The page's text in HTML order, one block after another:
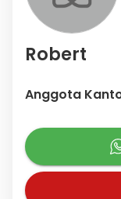
Robert
Anggota